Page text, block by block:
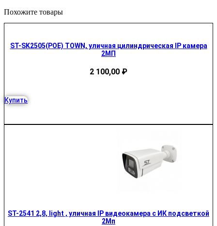
Похожите товары
ST-SK2505(POE) TOWN, уличная цилиндрическая IP камера
2МП
2 100,00 ₽
Купить
ST-2541 2,8, light , уличная IP видеокамера с ИК подсветкой
2Mп